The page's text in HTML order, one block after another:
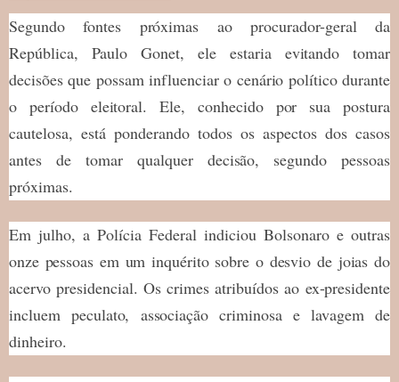
Segundo fontes próximas ao procurador-geral da
República, Paulo Gonet, ele estaria evitando tomar
decisões que possam influenciar o cenário político durante
o período eleitoral. Ele, conhecido por sua postura
cautelosa, está ponderando todos os aspectos dos casos
antes de tomar qualquer decisão, segundo pessoas
próximas.
Em julho, a Polícia Federal indiciou Bolsonaro e outras
onze pessoas em um inquérito sobre o desvio de joias do
acervo presidencial. Os crimes atribuídos ao ex-presidente
incluem peculato, associação criminosa e lavagem de
dinheiro.